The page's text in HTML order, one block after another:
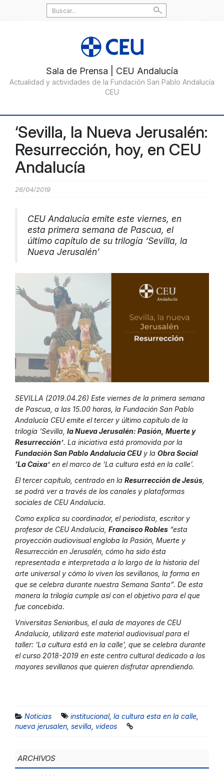
Search
for:
‘Sevilla, la Nueva Jerusalén:
Resurrección, hoy, en CEU
Andalucía
26/04/2019
CEU Andalucía emite este viernes, en
esta primera semana de Pascua, el
último capítulo de su trilogía ‘Sevilla, la
Nueva Jerusalén’
SEVILLA (2019.04.26) Este viernes de la primera semana
de Pascua, a las 15.00 horas, la Fundación San Pablo
Andalucía CEU emite el tercer y último capítulo de la
trilogía ‘Sevilla, la Nueva Jerusalén: Pasión, Muerte y
Resurrección’. La iniciativa está promovida por la
Fundación San Pablo Andalucía CEUy la Obra Social
‘La Caixa’ en el marco de ‘La cultura está en la calle’.
El tercer capítulo, centrado en la Resurrección de Jesús
se podrá ver a través de los canales y plataformas
sociales de CEU Andalucía.
Como explica su coordinador, el periodista, escritor y
profesor de CEU Andalucía, Francisco Robles “esta
proyección audiovisual engloba la Pasión, Muerte y
Resurrección en Jerusalén, cómo ha sido ésta
representada e interpretada a lo largo de la historia del
arte universal y cómo lo viven los sevillanos, la forma en
que se celebra durante nuestra Semana Santa”. De esta
manera la trilogía cumple así con el objetivo para el que
fue concebida.
Vniversitas Senioribus, el aula de mayores de CEU
Andalucía, utilizará este material audiovisual para el
taller: ‘La cultura está en la calle’, que se celebra durante
el curso 2018-2019 en este centro cultural dedicado a los
mayores sevillanos que quieren disfrutar aprendiendo.
Noticias institucional, la cultura esta en la calle
nueva jerusalen sevilla videos
ARCHIVOS